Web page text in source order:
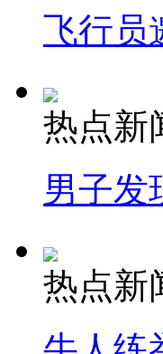
飞行员
热点新
男子发
热点新